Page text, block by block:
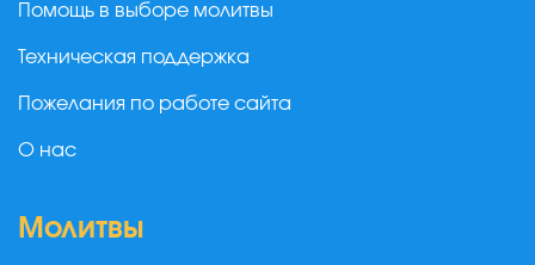
Помощь в выборе молитвы
Техническая поддержка
Пожелания по работе сайта
О нас
Молитвы